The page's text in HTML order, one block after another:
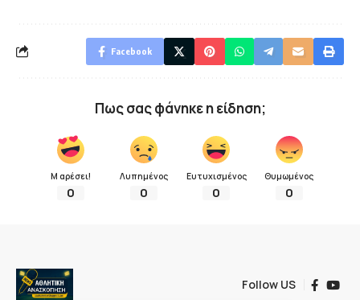
Facebook
Πως σας φάνηκε η είδηση;
Μ αρέσει!
0
Λυπημένος
0
Ευτυχισμένος
0
Θυμωμένος
0
Follow US